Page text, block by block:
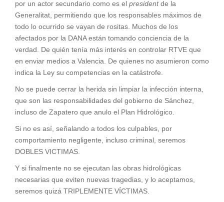
por un actor secundario como es el presidentde la
Generalitat, permitiendo que los responsables máximos de
todo lo ocurrido se vayan de rositas. Muchos de los
afectados por la DANA están tomando conciencia de la
verdad. De quién tenía más interés en controlar RTVE que
en enviar medios a Valencia. De quienes no asumieron como
indica la Ley su competencias en la catástrofe.
No se puede cerrar la herida sin limpiar la infección interna,
que son las responsabilidades del gobierno de Sánchez,
incluso de Zapatero que anulo el Plan Hidrológico.
Si no es así, señalando a todos los culpables, por
comportamiento negligente, incluso criminal, seremos
DOBLES VICTIMAS.
Y si finalmente no se ejecutan las obras hidrológicas
necesarias que eviten nuevas tragedias, y lo aceptamos,
seremos quizá TRIPLEMENTE VÍCTIMAS.